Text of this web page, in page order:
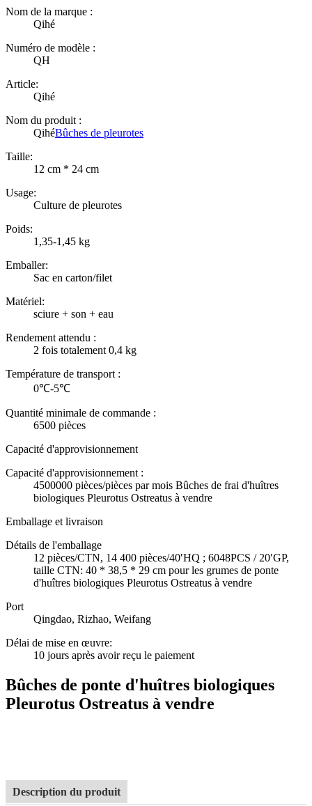
Nom de la marque :
Qihé
Numéro de modèle :
QH
Article:
Qihé
Nom du produit :
QihéBûches de pleurotes
Taille:
12 cm * 24 cm
Usage:
Culture de pleurotes
Poids:
1,35-1,45 kg
Emballer:
Sac en carton/filet
Matériel:
sciure + son + eau
Rendement attendu :
2 fois totalement 0,4 kg
Température de transport :
0℃-5℃
Quantité minimale de commande :
6500 pièces
Capacité d'approvisionnement
Capacité d'approvisionnement :
4500000 pièces/pièces par mois Bûches de frai d'huîtres
biologiques Pleurotus Ostreatus à vendre
Emballage et livraison
Détails de l'emballage
12 pièces/CTN, 14 400 pièces/40′HQ ; 6048PCS / 20′GP,
taille CTN: 40 * 38,5 * 29 cm pour les grumes de ponte
d'huîtres biologiques Pleurotus Ostreatus à vendre
Port
Qingdao, Rizhao, Weifang
Délai de mise en œuvre:
10 jours après avoir reçu le paiement
Bûches de ponte d'huîtres biologiques
Pleurotus Ostreatus à vendre
Description du produit